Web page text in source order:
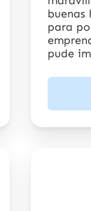
buenas
para
pude